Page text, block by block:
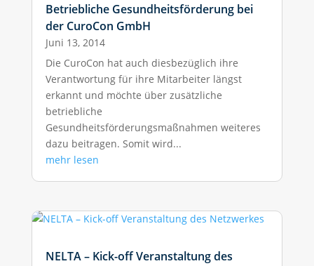
Betriebliche Gesundheitsförderung bei
der CuroCon GmbH
Juni 13, 2014
Die CuroCon hat auch diesbezüglich ihre
Verantwortung für ihre Mitarbeiter längst
erkannt und möchte über zusätzliche
betriebliche
Gesundheitsförderungsmaßnahmen weiteres
dazu beitragen. Somit wird...
mehr lesen
NELTA – Kick-off Veranstaltung des